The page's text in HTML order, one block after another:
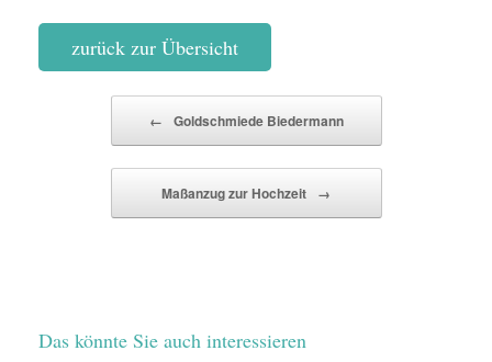
zurück zur Übersicht
← Goldschmiede Biedermann
Maßanzug zur Hochzeit →
Das könnte Sie auch interessieren